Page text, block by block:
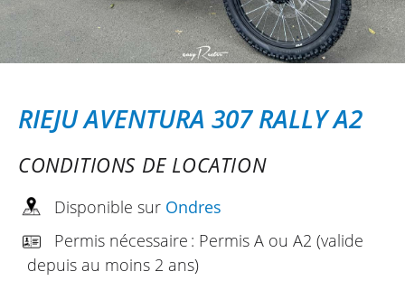
RIEJU AVENTURA 307 RALLY A2
CONDITIONS DE LOCATION
Disponible sur Ondres
Permis nécessaire : Permis A ou A2 (valide
depuis au moins 2 ans)